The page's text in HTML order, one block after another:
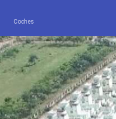
Coches